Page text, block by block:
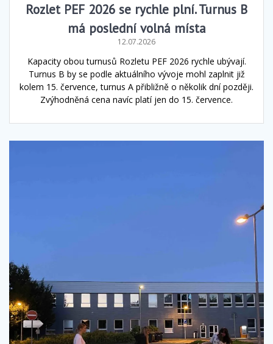
Rozlet PEF 2026 se rychle plní. Turnus B
má poslední volná místa
12.07.2026
Kapacity obou turnusů Rozletu PEF 2026 rychle ubývají.
Turnus B by se podle aktuálního vývoje mohl zaplnit již
kolem 15. července, turnus A přibližně o několik dní později.
Zvýhodněná cena navíc platí jen do 15. července.